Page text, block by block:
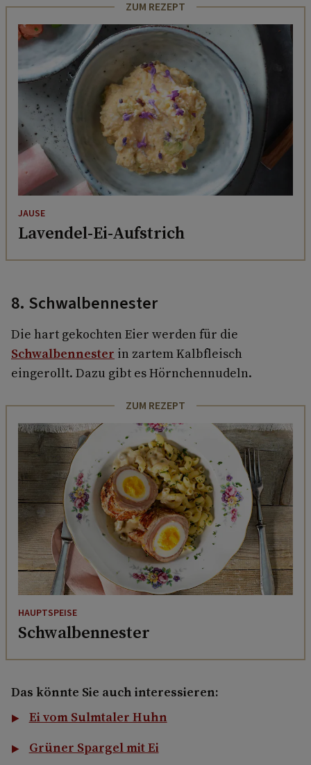
ZUM REZEPT
JAUSE
Lavendel-Ei-Aufstrich
8. Schwalbennester
Die hart gekochten Eier werden für die
Schwalbennester in zartem Kalbfleisch
eingerollt. Dazu gibt es Hörnchennudeln.
ZUM REZEPT
HAUPTSPEISE
Schwalbennester
Das könnte Sie auch interessieren:
Ei vom Sulmtaler Huhn
Grüner Spargel mit Ei